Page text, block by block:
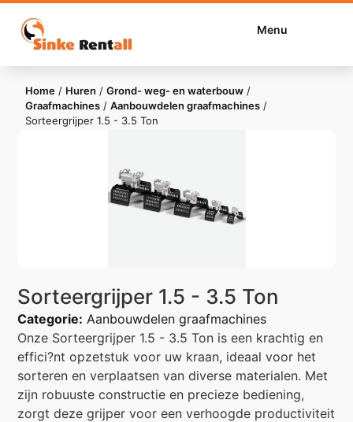
Menu
Home / Huren /Grond- weg- en waterbouw /
Graafmachines /Aanbouwdelen graafmachines /
Sorteergrijper 1.5 - 3.5 Ton
Sorteergrijper 1.5 - 3.5 Ton
Categorie: Aanbouwdelen graafmachines
Onze Sorteergrijper 1.5 - 3.5 Ton is een krachtig en
effici?nt opzetstuk voor uw kraan, ideaal voor het
sorteren en verplaatsen van diverse materialen. Met
zijn robuuste constructie en precieze bediening,
zorgt deze grijper voor een verhoogde productiviteit